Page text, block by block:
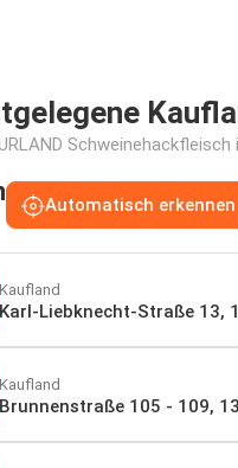
Automatisch erkennen
Kaufland
Karl-Liebknecht-Straße 13,
Kaufland
Brunnenstraße 105 - 109,